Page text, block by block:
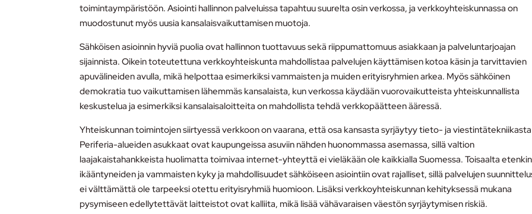
toimintaympäristöön. Asiointi hallinnon palveluissa tapahtuu suurelta osin verkossa, ja verkkoyhteiskunnassa on
muodostunut myös uusia kansalaisvaikuttamisen muotoja.
Sähköisen asioinnin hyviä puolia ovat hallinnon tuottavuus sekä riippumattomuus asiakkaan ja palveluntarjoajan
sijainnista. Oikein toteutettuna verkkoyhteiskunta mahdollistaa palvelujen käyttämisen kotoa käsin ja tarvittavien
apuvälineiden avulla, mikä helpottaa esimerkiksi vammaisten ja muiden erityisryhmien arkea. Myös sähköinen
demokratia tuo vaikuttamisen lähemmäs kansalaista, kun verkossa käydään vuorovaikutteista yhteiskunnallista
keskustelua ja esimerkiksi kansalaisaloitteita on mahdollista tehdä verkkopäätteen ääressä.
Yhteiskunnan toimintojen siirtyessä verkkoon on vaarana, että osa kansasta syrjäytyy tieto- ja
Periferia-alueiden asukkaat ovat kaupungeissa asuviin nähden huonommassa asemassa, sillä valtion
laajakaistahankkeista huolimatta toimivaa internet-yhteyttä ei vieläkään ole kaikkialla Suomessa. Toisaalta etenkin
ikääntyneiden ja vammaisten kyky ja mahdollisuudet sähköiseen asiointiin ovat rajalliset, sillä palvelujen
ei välttämättä ole tarpeeksi otettu erityisryhmiä huomioon. Lisäksi verkkoyhteiskunnan kehityksessä mukana
pysymiseen edellytettävät laitteistot ovat kalliita, mikä lisää vähävaraisen väestön syrjäytymisen riskiä.